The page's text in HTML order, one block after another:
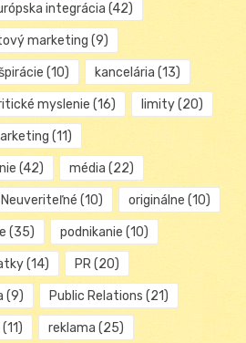
integrácia (42)
marketing (9)
(10) kancelária (13)
myslenie (16) limity(20)
(11)
(42) média (22)
Neuveriteľné (10) originálne (10)
(35) podnikanie (10)
(14) PR(20)
(9) Public Relations (21)
(11) reklama (25)